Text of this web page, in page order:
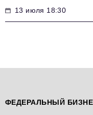
13 июля 18:30
ФЕДЕРАЛЬНЫЙ